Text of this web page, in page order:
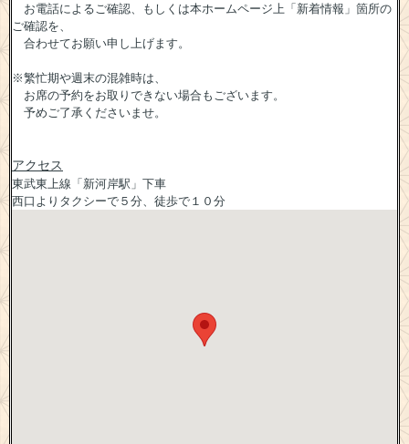
お電話によるご確認、
もしくは本ホームページ上「新着情報」箇所の
ご確認を、
合わせてお願い申し上げます。
※繁忙期や週末の混雑時は、
お席の予約をお取りできない場合もございます。
予めご了承くださいませ。
アクセス
東武東上線「新河岸駅」下車
西口よりタクシーで５分、徒歩で１０分